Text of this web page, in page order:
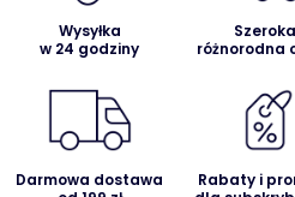
Wysyłka
w 24 godziny
różnorodna
Darmowa dostawa
Rabaty i